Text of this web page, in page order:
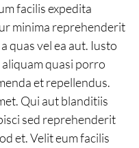
facilis expedita
minima reprehenderit
quas vel ea aut. Iusto
quasi porro
et repellendus.
Qui aut blanditiis
sed reprehenderit
et. Velit eum facilis